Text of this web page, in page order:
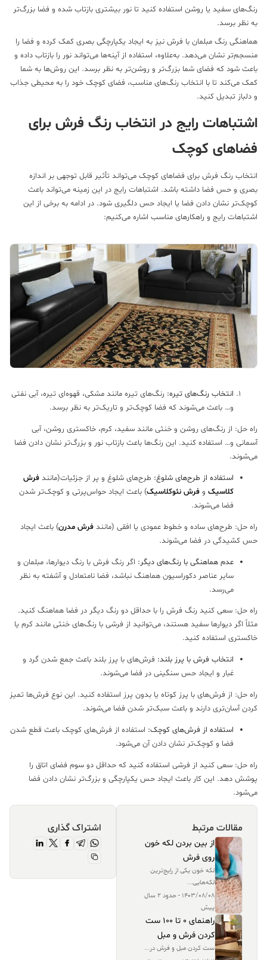
سفید یا روشن استفاده کنید تا نور بیشتری بازتاب شده و فضا بزرگ‌تر
نظر برسد.
رنگ مبلمان با فرش نیز به ایجاد یکپارچگی بصری کمک کرده و فضا را
نشان می‌دهد. به‌علاوه، استفاده از آینه‌ها می‌تواند نور را بازتاب داده و
شود که فضای شما بزرگ‌تر و روشن‌تر به نظر برسد. این روش‌ها به شما
می‌کند تا با انتخاب رنگ‌های مناسب، فضای کوچک خود را به محیطی جذاب
تبدیل کنید.
رایج در انتخاب رنگ فرش برای
کوچک
رنگ فرش برای فضاهای کوچک می‌تواند تأثیر قابل توجهی بر اندازه
و حس فضا داشته باشد. اشتباهات رایج در این زمینه می‌تواند باعث
نشان دادن فضا یا ایجاد حس دلگیری شود. در ادامه به برخی از این
رایج و راهکارهای مناسب اشاره می‌کنیم:
انتخاب رنگ‌های تیره:رنگ‌های تیره مانند مشکی، قهوه‌ای تیره، آبی نفتی
و… باعث می‌شوند که فضا کوچک‌تر و تاریک‌تر به نظر برسد.
حل: از رنگ‌های روشن و خنثی مانند سفید، کرم، خاکستری روشن، آبی
و… استفاده کنید. این رنگ‌ها باعث بازتاب نور و بزرگ‌تر نشان دادن فضا
استفاده از طرح‌های شلوغ:طرح‌های شلوغ و پر از جزئیات(مانندفرش
کلاسیکوفرش نئوکلاسیک) باعث ایجاد حواس‌پرتی و کوچک‌تر شدن
فضا می‌شوند.
حل: طرح‌های ساده و خطوط عمودی یا افقی (مانندفرش مدرن) باعث ایجاد
کشیدگی در فضا می‌شوند.
عدم هماهنگی با رنگ‌های دیگر:اگر رنگ فرش با رنگ دیوارها، مبلمان و
سایر عناصر دکوراسیون هماهنگ نباشد، فضا نامتعادل و آشفته به نظر
می‌رسد.
حل: سعی کنید رنگ فرش را با حداقل دو رنگ دیگر در فضا هماهنگ کنید.
اگر دیوارها سفید هستند، می‌توانید از فرشی با رنگ‌های خنثی مانند کرم یا
استفاده کنید.
انتخاب فرش با پرز بلند:فرش‌های با پرز بلند باعث جمع شدن گرد و
غبار و ایجاد حس سنگینی در فضا می‌شوند.
حل: از فرش‌های با پرز کوتاه یا بدون پرز استفاده کنید. این نوع فرش‌ها تمیز
آسان‌تری دارند و باعث سبک‌تر شدن فضا می‌شوند.
استفاده از فرش‌های کوچک:استفاده از فرش‌های کوچک باعث قطع شدن
فضا و کوچک‌تر نشان دادن آن می‌شود.
حل: سعی کنید از فرشی استفاده کنید که حداقل دو سوم فضای اتاق را
دهد. این کار باعث ایجاد حس یکپارچگی و بزرگ‌تر نشان دادن فضا
مقالات مرتبط
از بین بردن لکه خون
روی فرش
لکه خون یکی از رایج‌ترین
لکه‌هایی...
1403/08/08 - حدود 2 سال
پیش
راهنمای 0 تا 100 ست
کردن فرش و مبل
ست کردن مبل و فرش در...
اشتراک‌ گذاری